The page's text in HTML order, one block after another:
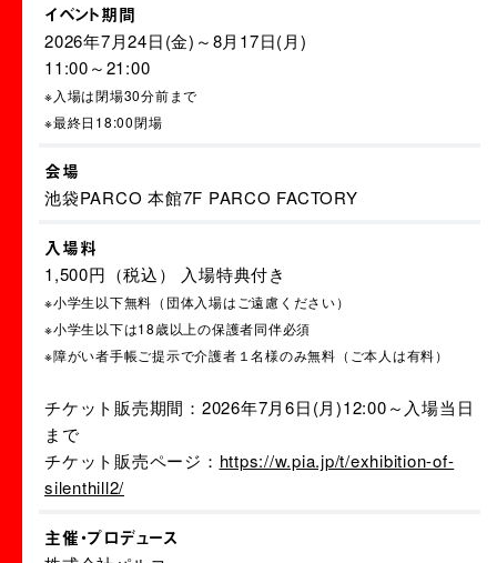
イベント期間
2026年7月24日(金)～8月17日(月)
11:00～21:00
※入場は閉場30分前まで
※最終日18:00閉場
会場
池袋PARCO 本館7F PARCO FACTORY
入場料
1,500円（税込） 入場特典付き
※小学生以下無料（団体入場はご遠慮ください）
※小学生以下は18歳以上の保護者同伴必須
※障がい者手帳ご提示で介護者１名様のみ無料（ご本人は有料）
チケット販売期間：2026年7月6日(月)12:00～入場当日
まで
チケット販売ページ： https://w.pia.jp/t/exhibition-of-
silenthill2/
主催・プロデュース